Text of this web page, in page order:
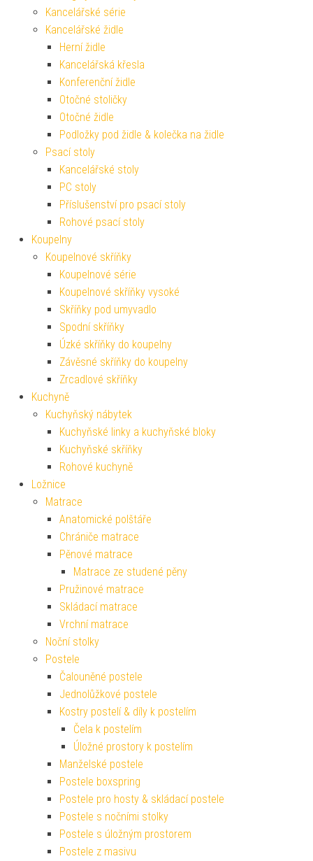
Kancelářské série
Kancelářské židle
Herní židle
Kancelářská křesla
Konferenční židle
Otočné stoličky
Otočné židle
Podložky pod židle & kolečka na židle
Psací stoly
Kancelářské stoly
PC stoly
Příslušenství pro psací stoly
Rohové psací stoly
Koupelny
Koupelnové skříňky
Koupelnové série
Koupelnové skříňky vysoké
Skříňky pod umyvadlo
Spodní skříňky
Úzké skříňky do koupelny
Závěsné skříňky do koupelny
Zrcadlové skříňky
Kuchyně
Kuchyňský nábytek
Kuchyňské linky a kuchyňské bloky
Kuchyňské skříňky
Rohové kuchyně
Ložnice
Matrace
Anatomické polštáře
Chrániče matrace
Pěnové matrace
Matrace ze studené pěny
Pružinové matrace
Skládací matrace
Vrchní matrace
Noční stolky
Postele
Čalouněné postele
Jednolůžkové postele
Kostry postelí & díly k postelím
Čela k postelím
Úložné prostory k postelím
Manželské postele
Postele boxspring
Postele pro hosty & skládací postele
Postele s nočními stolky
Postele s úložným prostorem
Postele z masivu